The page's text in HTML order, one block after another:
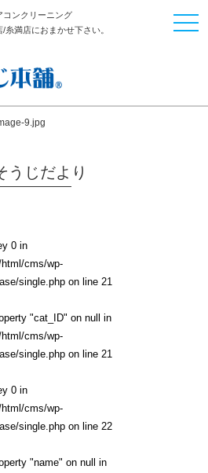
コンクリーニング
糸満店におまかせ下さい。
9.jpg
うじだより
0 in
cms/wp-
single.php on line 21
"cat_ID" on null in
cms/wp-
single.php on line 21
0 in
cms/wp-
single.php on line 22
"name" on null in